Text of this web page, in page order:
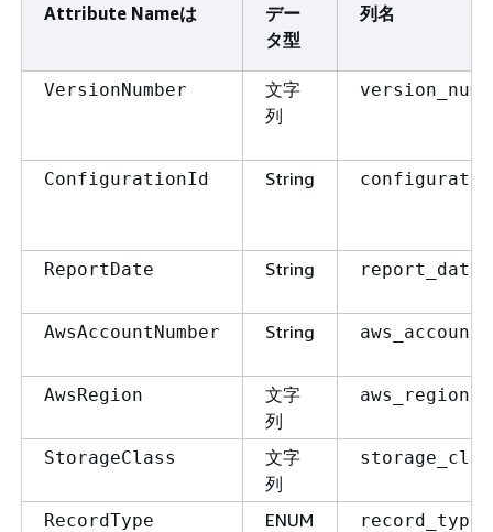
Attribute Nameは
デー
タ型
列名
VersionNumber
文字
列
ConfigurationId String
ReportDate String report_date
AwsAccountNumber String
AwsRegion
文字
列
aws_region
StorageClass
文字
列
RecordType ENUM record_type